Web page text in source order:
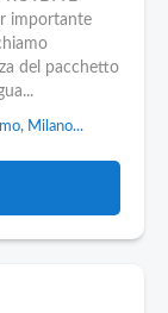
importante
del pacchetto
Milano...